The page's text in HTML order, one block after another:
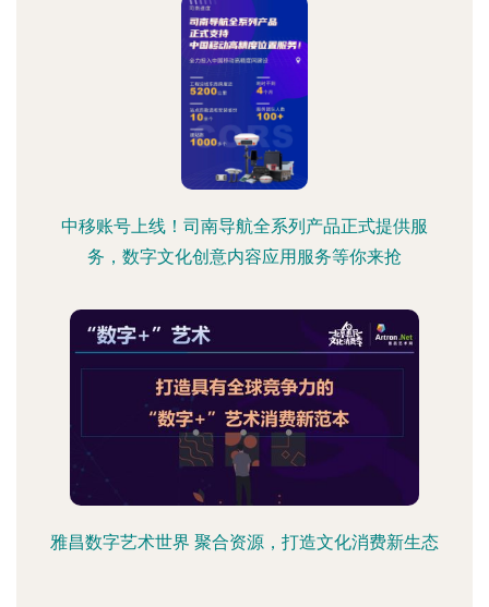
中移账号上线！司南导航全系列产品正式提供服
务，数字文化创意内容应用服务等你来抢
雅昌数字艺术世界 聚合资源，打造文化消费新生态